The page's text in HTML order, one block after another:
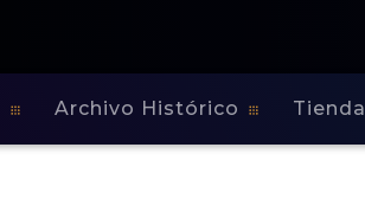
Archivo Histórico Tienda